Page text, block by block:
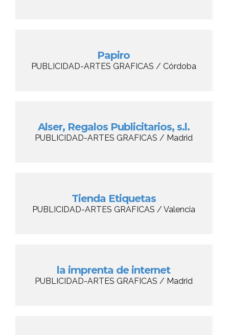
Papiro
PUBLICIDAD-ARTES GRAFICAS / Córdoba
Alser, Regalos Publicitarios, s.l.
PUBLICIDAD-ARTES GRAFICAS / Madrid
Tienda Etiquetas
PUBLICIDAD-ARTES GRAFICAS / Valencia
la imprenta de internet
PUBLICIDAD-ARTES GRAFICAS / Madrid